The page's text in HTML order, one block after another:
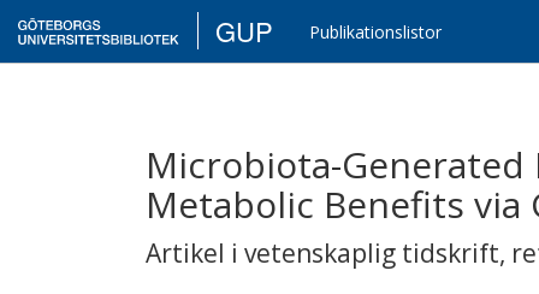
GUP Publikationslistor
Microbiota-
Metabolic Benefits
Artikel i vetenskaplig tidskrift,